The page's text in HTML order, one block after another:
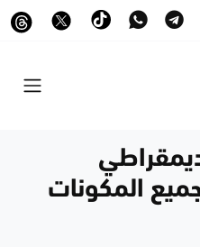
المكونات